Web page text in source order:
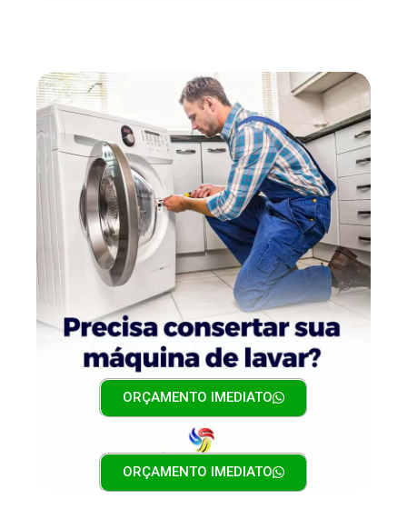
ORÇAMENTO IMEDIATO
ORÇAMENTO IMEDIATO